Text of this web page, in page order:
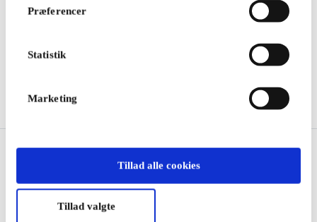
Præferencer
Statistik
Marketing
Tillad alle cookies
Tillad valgte
Selected DK Gavekort
Eksklusivt designertøj fra
Go Nordic Cruiseline DK
Gavekort